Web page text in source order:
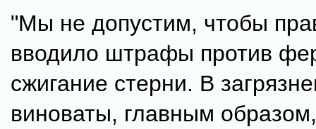
"Мы не допустим, чтобы
вводило штрафы против
сжигание стерни. В
виноваты, главным